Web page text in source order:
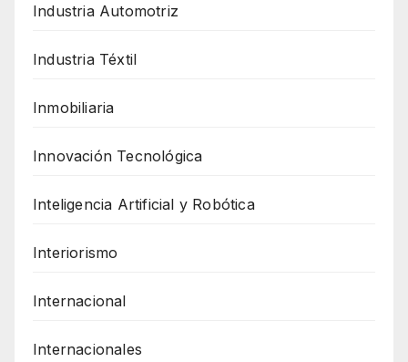
Industria Automotriz
Industria Téxtil
Inmobiliaria
Innovación Tecnológica
Inteligencia Artificial y Robótica
Interiorismo
Internacional
Internacionales